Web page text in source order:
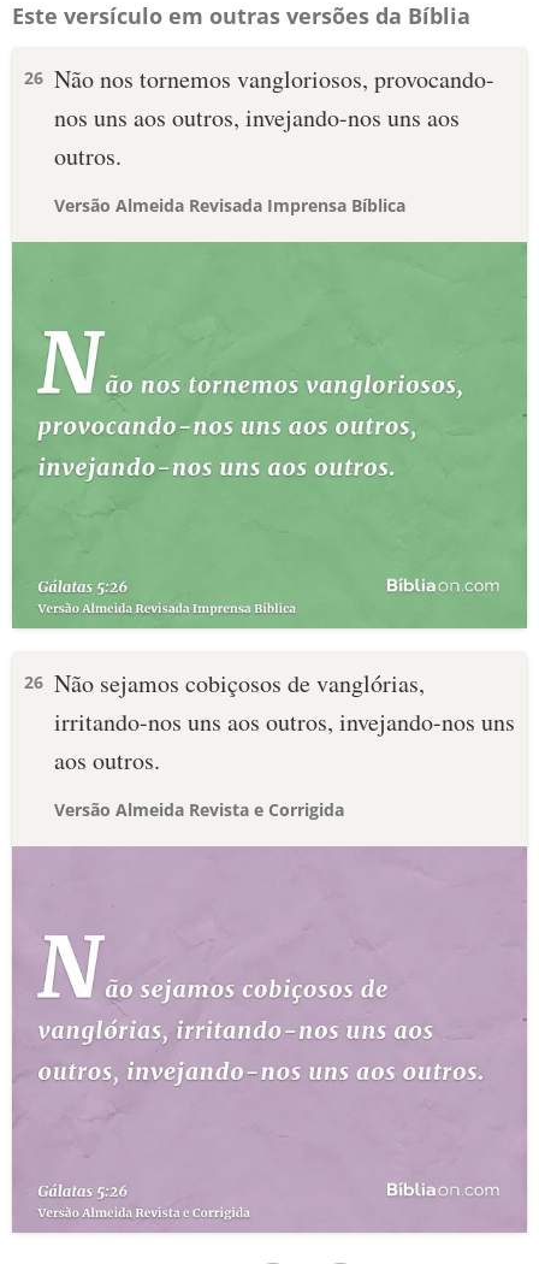
Este versículo em outras versões da Bíblia
26 Não nos tornemos vangloriosos, provocando-
nos uns aos outros, invejando-nos uns aos
outros.
Versão Almeida Revisada Imprensa Bíblica
26 Não sejamos cobiçosos de vanglórias,
irritando-nos uns aos outros, invejando-nos uns
aos outros.
Versão Almeida Revista e Corrigida